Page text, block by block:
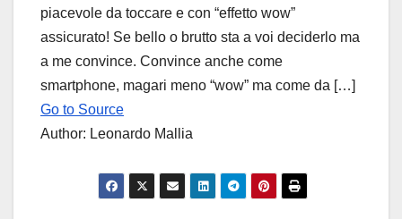
piacevole da toccare e con “effetto wow”
assicurato! Se bello o brutto sta a voi deciderlo ma
a me convince. Convince anche come
smartphone, magari meno “wow” ma come da […]
Go to Source
Author: Leonardo Mallia